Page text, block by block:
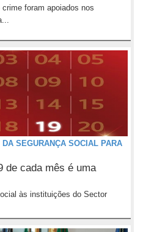
foram apoiados nos
SEGURANÇA SOCIAL PARA
de cada mês é uma
às instituições do Sector